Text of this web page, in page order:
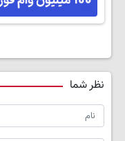
نظر شما